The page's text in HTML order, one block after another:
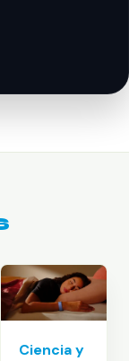
Ciencia y